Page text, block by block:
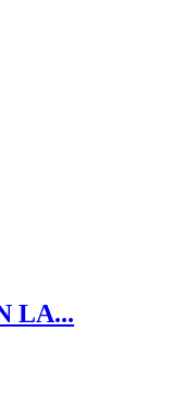
LA...